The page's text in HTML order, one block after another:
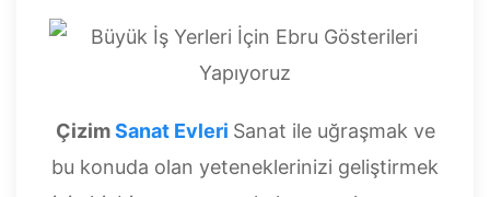
ÇizimSanat Evleri Sanat ile uğraşmak ve
bu konuda olan yeteneklerinizi geliştirmek